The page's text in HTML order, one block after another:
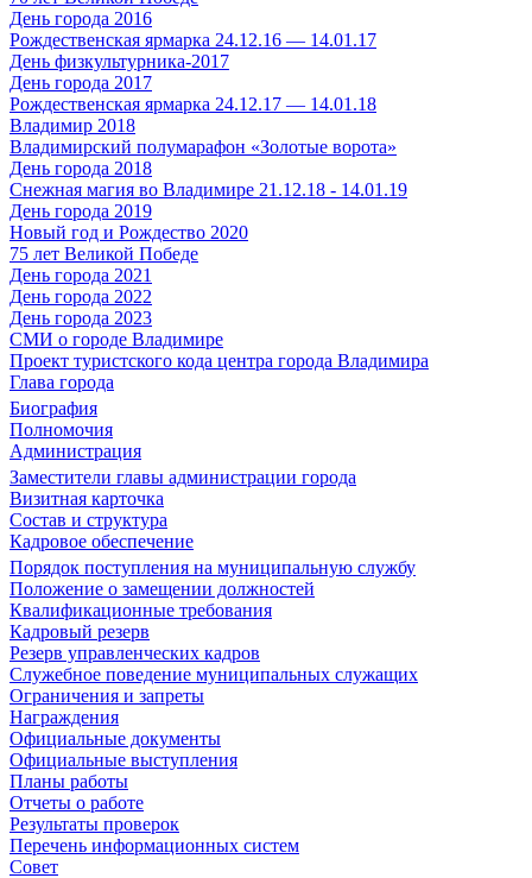
День города 2016
Рождественская ярмарка 24.12.16 — 14.01.17
День физкультурника-2017
День города 2017
Рождественская ярмарка 24.12.17 — 14.01.18
Владимир 2018
Владимирский полумарафон «Золотые ворота»
День города 2018
Снежная магия во Владимире 21.12.18 - 14.01.19
День города 2019
Новый год и Рождество 2020
75 лет Великой Победе
День города 2021
День города 2022
День города 2023
СМИ о городе Владимире
Проект туристского кода центра города Владимира
Глава города
Биография
Полномочия
Администрация
Заместители главы администрации города
Визитная карточка
Состав и структура
Кадровое обеспечение
Порядок поступления на муниципальную службу
Положение о замещении должностей
Квалификационные требования
Кадровый резерв
Резерв управленческих кадров
Служебное поведение муниципальных служащих
Ограничения и запреты
Награждения
Официальные документы
Официальные выступления
Планы работы
Отчеты о работе
Результаты проверок
Перечень информационных систем
Совет